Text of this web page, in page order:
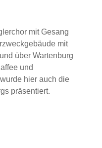
mit Gesang
mit
über Wartenburg
und
hier auch die
präsentiert.